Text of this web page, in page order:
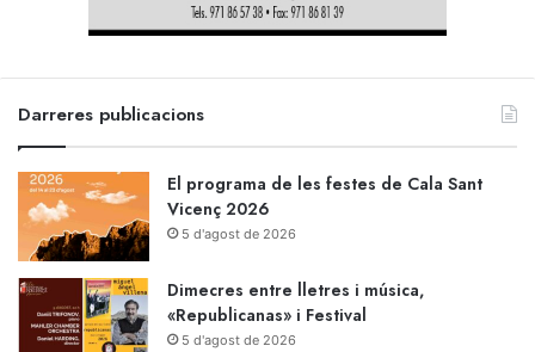
Darreres publicacions
El programa de les festes de Cala Sant
Vicenç 2026
5 d'agost de 2026
Dimecres entre lletres i música,
«Republicanas» i Festival
5 d'agost de 2026